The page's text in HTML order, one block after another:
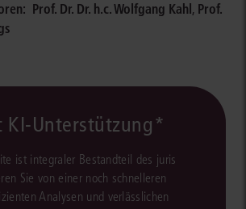
Prof. Dr. Dr. h.c. Wolfgang Kahl , Prof.
KI-Unterstützung*
ist integraler Bestandteil des juris
Sie von einer noch schnelleren
Analysen und verlässlichen